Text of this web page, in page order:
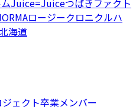
Juice=Juiceつばきファクト
ロージークロニクルハ
海道
ェクト卒業メンバー